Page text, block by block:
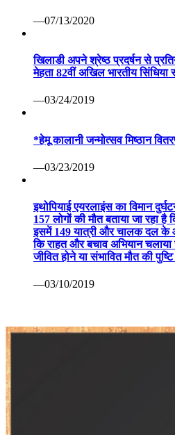
—07/13/2020
खिलाडी अपने श्रेष्ठ प्रदर्षन से
मेहता 82वीं अखिल भारतीय सिंधिया
—03/24/2019
*हेमू कालानी जन्मोत्सव मिष्ठान
—03/23/2019
इथोपियाई एयरलाइंस का विमान
157 लोगों की मौत बताया जा रहा है
इसमें 149 यात्री और चालक दल
कि राहत और बचाव अभियान
जीवित होने या संभावित मौत की
—03/10/2019